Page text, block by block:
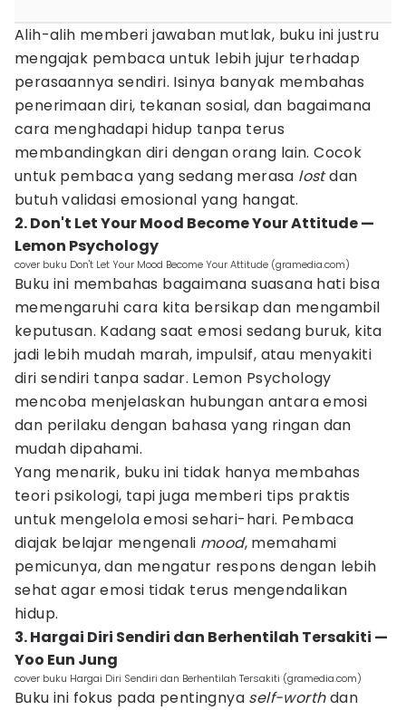
Alih-alih memberi jawaban mutlak, buku ini justru
mengajak pembaca untuk lebih jujur terhadap
perasaannya sendiri. Isinya banyak membahas
penerimaan diri, tekanan sosial, dan bagaimana
cara menghadapi hidup tanpa terus
membandingkan diri dengan orang lain. Cocok
untuk pembaca yang sedang merasa lostdan
butuh validasi emosional yang hangat.
2. Don't Let Your Mood Become Your Attitude —
Lemon Psychology
cover buku Don't Let Your Mood Become Your Attitude (gramedia.com)
Buku ini membahas bagaimana suasana hati bisa
memengaruhi cara kita bersikap dan mengambil
keputusan. Kadang saat emosi sedang buruk, kita
jadi lebih mudah marah, impulsif, atau menyakiti
diri sendiri tanpa sadar. Lemon Psychology
mencoba menjelaskan hubungan antara emosi
dan perilaku dengan bahasa yang ringan dan
mudah dipahami.
Yang menarik, buku ini tidak hanya membahas
teori psikologi, tapi juga memberi tips praktis
untuk mengelola emosi sehari-hari. Pembaca
diajak belajar mengenali mood, memahami
pemicunya, dan mengatur respons dengan lebih
sehat agar emosi tidak terus mengendalikan
hidup.
3. Hargai Diri Sendiri dan Berhentilah Tersakiti —
Yoo Eun Jung
cover buku Hargai Diri Sendiri dan Berhentilah Tersakiti (gramedia.com)
Buku ini fokus pada pentingnya self-worthdan